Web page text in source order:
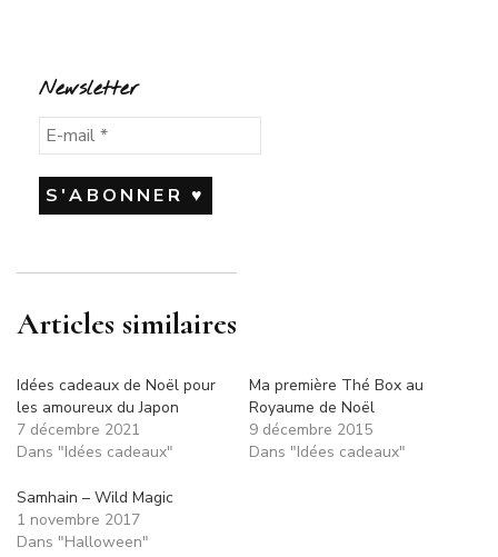
Newsletter
Articles similaires
Idées cadeaux de Noël pour
les amoureux du Japon
7 décembre 2021
Dans "Idées cadeaux"
Ma première Thé Box au
Royaume de Noël
9 décembre 2015
Dans "Idées cadeaux"
Samhain – Wild Magic
1 novembre 2017
Dans "Halloween"